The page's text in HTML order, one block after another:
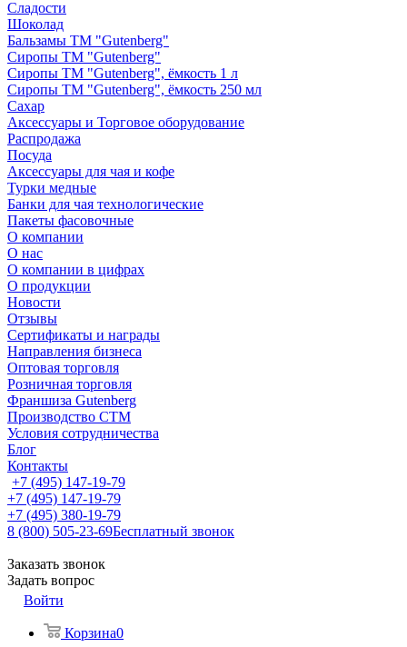
Сладости
Шоколад
Бальзамы ТМ "Gutenberg"
Сиропы ТМ "Gutenberg"
Сиропы ТМ "Gutenberg", ёмкость 1 л
Сиропы ТМ "Gutenberg", ёмкость 250 мл
Сахар
Аксессуары и Торговое оборудование
Распродажа
Посуда
Аксессуары для чая и кофе
Турки медные
Банки для чая технологические
Пакеты фасовочные
О компании
О нас
О компании в цифрах
О продукции
Новости
Отзывы
Сертификаты и награды
Направления бизнеса
Оптовая торговля
Розничная торговля
Франшиза Gutenberg
Производство СТМ
Условия сотрудничества
Блог
Контакты
+7 (495) 147-19-79
+7 (495) 147-19-79
+7 (495) 380-19-79
8 (800) 505-23-69Бесплатный звонок
Заказать звонок
Задать вопрос
Войти
Корзина0